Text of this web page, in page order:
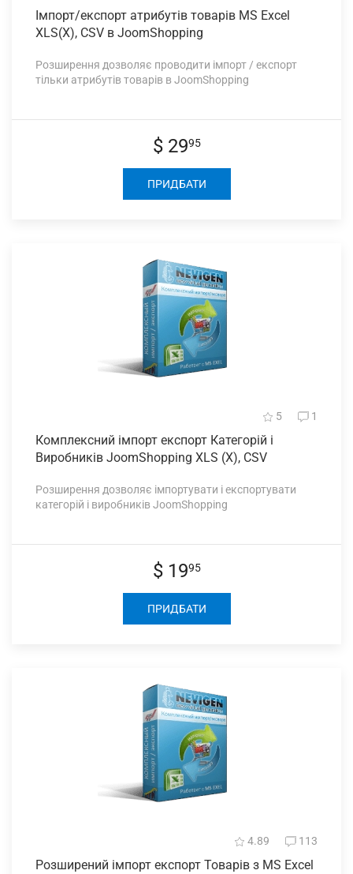
Імпорт/експорт атрибутів товарів MS Excel
XLS(X), CSV в JoomShopping
Розширення дозволяє проводити імпорт / експорт
тільки атрибутів товарів в JoomShopping
$ 2995
ПРИДБАТИ
5 1
Комплексний імпорт експорт Категорій і
Виробників JoomShopping XLS (Х), CSV
Розширення дозволяє імпортувати і експортувати
категорій і виробників JoomShopping
$ 1995
ПРИДБАТИ
4.89 113
Розширений імпорт експорт Товарів з MS Excel